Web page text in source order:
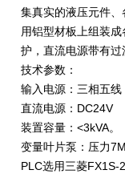
集真实的液压元件
用铝型材板上组装
护，直流电源带有过
技术参数：
输入电源：三相五线
直流电源：DC24V
装置容量：<3kVA。
变量叶片泵：压力
PLC选用三菱FX1S-